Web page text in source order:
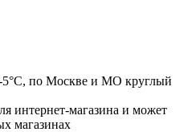
5°C, по Москве и МО круглый
интернет-магазина и может
магазинах